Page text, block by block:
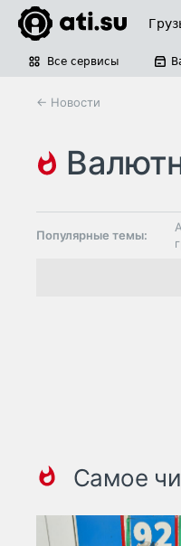
Все сервисы
← Новости
таможенное
Популярные темы:
Самое